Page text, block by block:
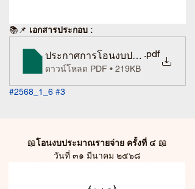
📚📌 เอกสารประกอบ :
ประกาศการโอนงบประมาณรายจ่า
.pdf
ดาวน์โหลด PDF • 219KB
#2568_1_6 #3
📖โอนงบประมาณรายจ่าย ครั้งที่ ๔ 📖
วันที่ ๓๑ มีนาคม ๒๕๖๘